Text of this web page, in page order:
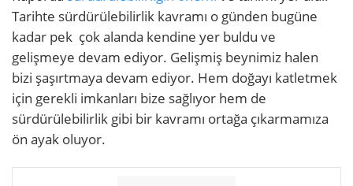
Tarihte sürdürülebilirlik kavramı o günden bugüne
kadar pek çok alanda kendine yer buldu ve
gelişmeye devam ediyor. Gelişmiş beynimiz halen
bizi şaşırtmaya devam ediyor. Hem doğayı katletmek
için gerekli imkanları bize sağlıyor hem de
sürdürülebilirlik gibi bir kavramı ortağa çıkarmamıza
ön ayak oluyor.